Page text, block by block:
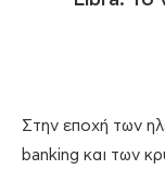
Στην εποχή των
banking και των